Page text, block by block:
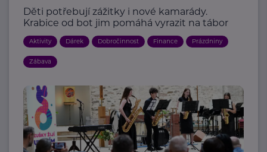
Děti potřebují zážitky i nové kamarády.
Krabice od bot jim pomáhá vyrazit na tábor
Aktivity Dárek Dobročinnost Finance Prázdniny
Zábava